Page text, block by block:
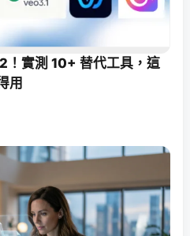
實測 10+ 替代工具，這
用